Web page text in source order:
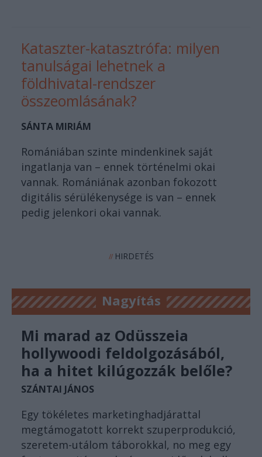
Kataszter-katasztrófa: milyen
tanulságai lehetnek a
földhivatal-rendszer
összeomlásának?
SÁNTA MIRIÁM
Romániában szinte mindenkinek saját
ingatlanja van – ennek történelmi okai
vannak. Romániának azonban fokozott
digitális sérülékenysége is van – ennek
pedig jelenkori okai vannak.
//HIRDETÉS
Nagyítás
Mi marad az Odüsszeia
hollywoodi feldolgozásából,
ha a hitet kilúgozzák belőle?
SZÁNTAI JÁNOS
Egy tökéletes marketinghadjárattal
megtámogatott korrekt szuperprodukció,
szeretem-utálom táborokkal, no meg egy